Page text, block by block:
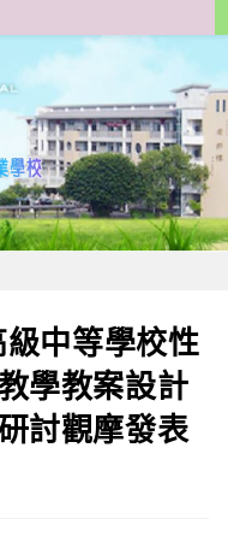
中等學校性
學教案設計
討觀摩發表